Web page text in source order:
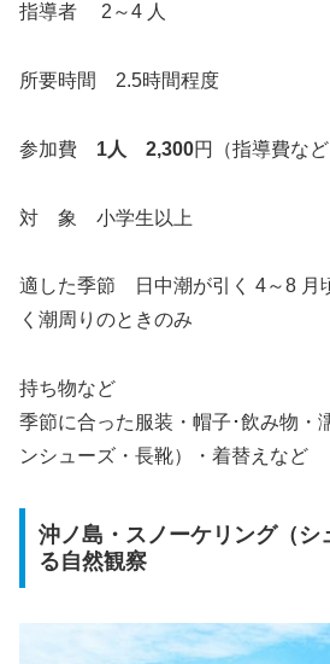
指導者 2～4 人
所要時間 2.5時間程度
参加費 1人 2,300円（指導費など
対 象 小学生以上
適した季節 日中潮が引く 4～8 月
く潮周りのときのみ
持ち物など
季節に合った服装・帽子･飲み物・
ンシューズ・長靴）・着替えなど
沖ノ島・スノーケリング（シ
る自然観察